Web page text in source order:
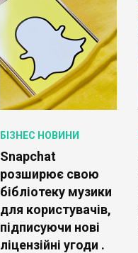
БІЗНЕС НОВИНИ
Snapchat
розширює свою
бібліотеку музики
для користувачів,
підписуючи нові
ліцензійні угоди .